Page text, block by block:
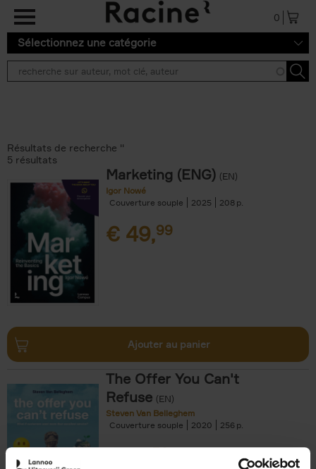
Aller au contenu principal
0
Sélectionnez une catégorie
Résultats de recherche ''
5 résultats
Marketing (ENG) (EN)
Igor Nowé
Couverture souple
2025 208
€ 49,99
Ajouter au panier
The Offer You Can't
Refuse (EN)
Steven Van Belleghem
Couverture souple
2020 256
€37,50